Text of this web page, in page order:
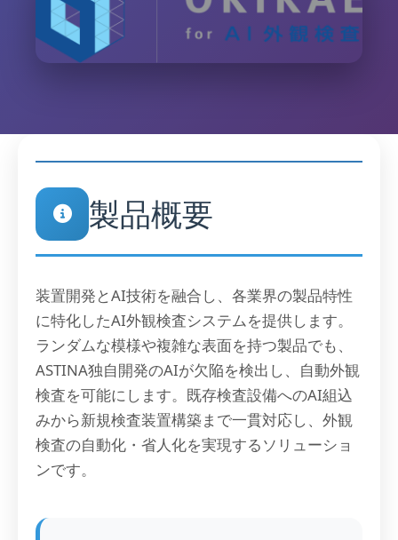
製品概要
装置開発とAI技術を融合し、各業界の製品特性
に特化したAI外観検査システムを提供します。
ランダムな模様や複雑な表面を持つ製品でも、
ASTINA独自開発のAIが欠陥を検出し、自動外観
検査を可能にします。既存検査設備へのAI組込
みから新規検査装置構築まで一貫対応し、外観
検査の自動化・省人化を実現するソリューショ
ンです。